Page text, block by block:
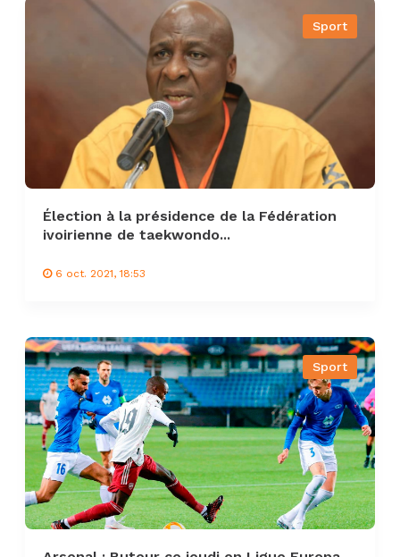
Sport
Élection à la présidence de la Fédération
ivoirienne de taekwondo...
6 oct. 2021, 18:53
Sport